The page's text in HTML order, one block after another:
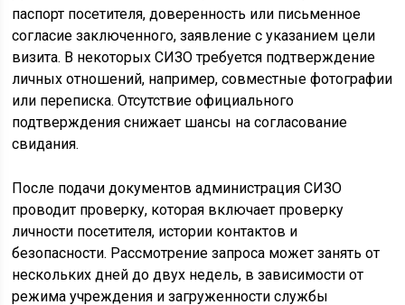
паспорт посетителя, доверенность или письменное
согласие заключенного, заявление с указанием цели
визита. В некоторых СИЗО требуется подтверждение
личных отношений, например, совместные фотографии
или переписка. Отсутствие официального
подтверждения снижает шансы на согласование
свидания.
После подачи документов администрация СИЗО
проводит проверку, которая включает проверку
личности посетителя, истории контактов и
безопасности. Рассмотрение запроса может занять от
нескольких дней до двух недель, в зависимости от
режима учреждения и загруженности службы